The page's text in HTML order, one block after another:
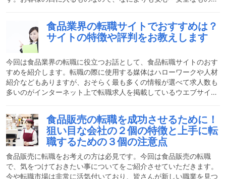
てる人・向いていない人の特徴、具体的な業務内容、メリット、活
かせる経験について解説していきます。食品メーカーの仕事にはど
んなものがあるの？食品と一口に言っても生鮮食品や加工食品とい
った大きなカテゴリーがありますし、冷凍、冷蔵、常温など温度帯
によってもジャンル分けすることができます。近年では、より利便
性
食品業界の転職サイトでおすすめは？
サイトの特徴や評判をお教えします
今回は食品業界の転職に役立つお話として、食品転職サイトのおす
すめを紹介します。転職の際に使用する媒体はハローワークや人材
紹介などもありますが、おそらく最も多くの情報が選べて求人数も
多いのがインターネット上で転職求人を掲載しているウエブサイト
選択方法などを紹介します。食品業界の転職サイトによくある求人
や募集内容とは？転職サイトはハローワークの求人と違い、掲載に
費用がかかります。人材紹介よりコストは安いですが、それでも数
十万円単位での経費となることから、求人内容もそれだけのお金を
かけても採用したい職種になります。そのため、担当職としての求
食品販売の転職を成功させるために！
狙い目な会社の２個の特徴と上手に転
職するための３個の注意点
食品販売に転職をお考えの方は必見です。今回は食品販売の転職
で、気をつけておきたい事についてをご紹介させていただきます。
今や転職市場は非常に活気付いており、皆さんが新しい職業を見つ